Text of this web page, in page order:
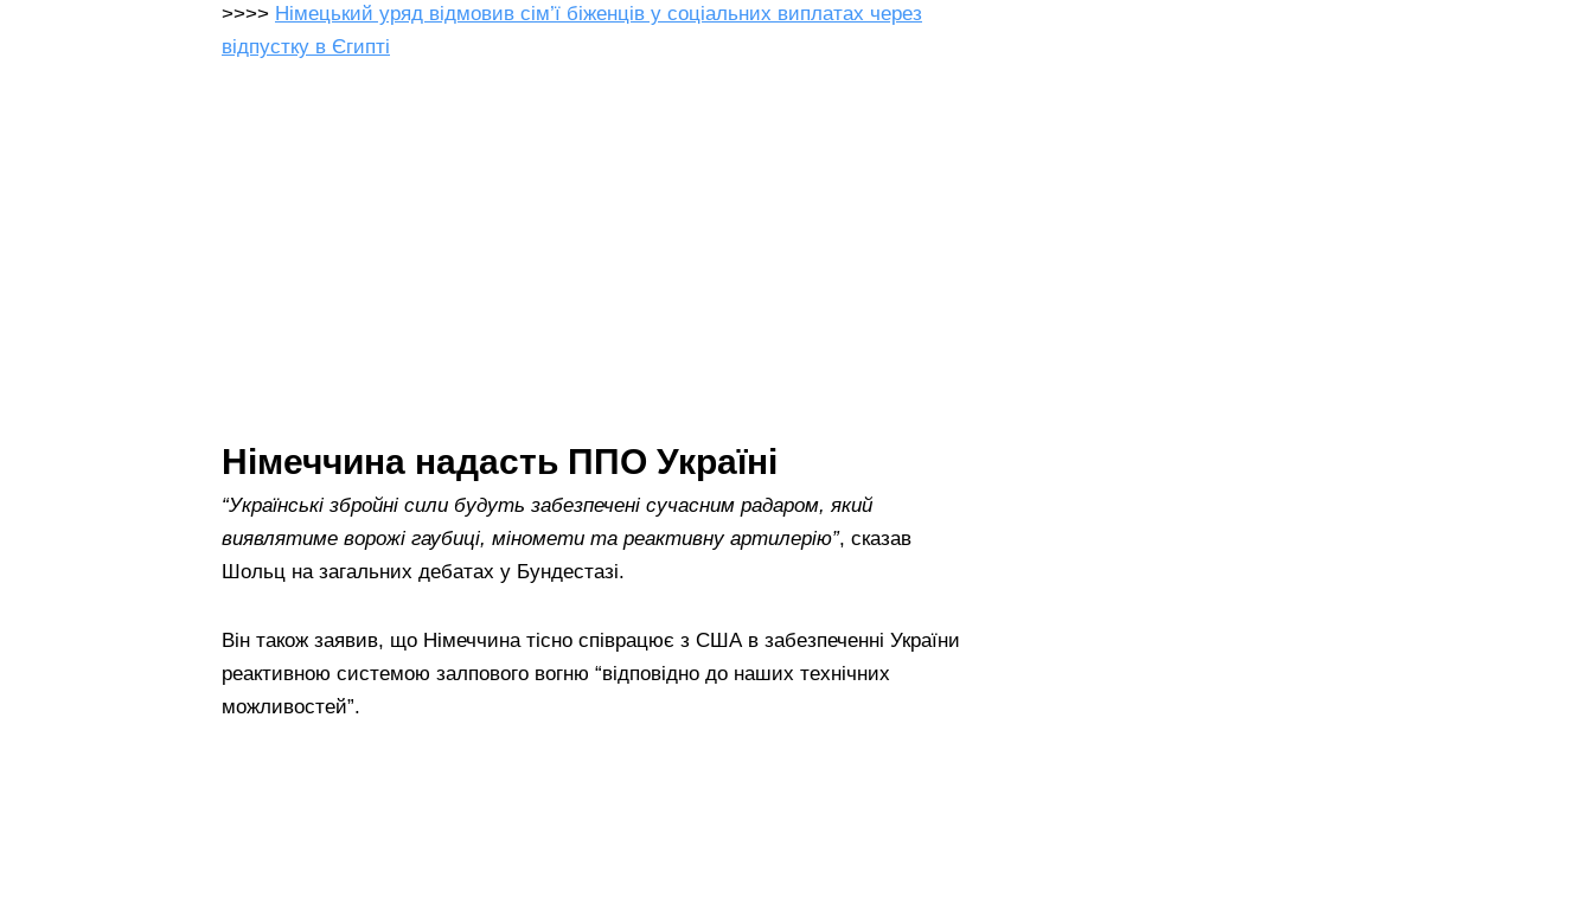
>>>> Німецький уряд відмовив сім’ї біженців у соціальних виплатах через
відпустку в Єгипті
Німеччина надасть ППО Україні
“Українські збройні сили будуть забезпечені сучасним радаром, який
виявлятиме ворожі гаубиці, міномети та реактивну артилерію”, сказав
Шольц на загальних дебатах у Бундестазі.
Він також заявив, що Німеччина тісно співрацює з США в забезпеченні України
реактивною системою залпового вогню “відповідно до наших технічних
можливостей”.